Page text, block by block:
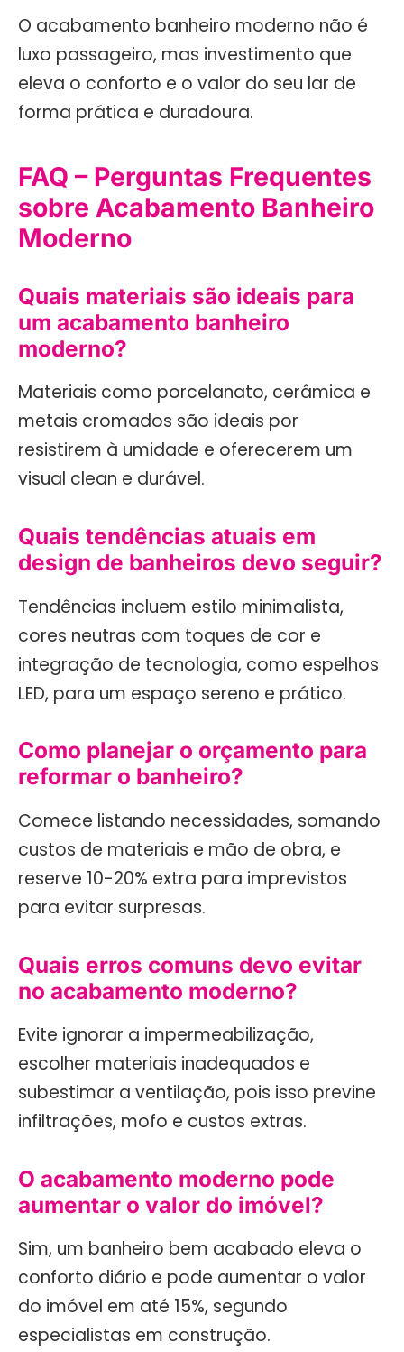
O acabamento banheiro moderno não é
luxo passageiro, mas investimento que
eleva o conforto e o valor do seu lar de
forma prática e duradoura.
FAQ – Perguntas Frequentes
sobre Acabamento Banheiro
Moderno
Quais materiais são ideais para
um acabamento banheiro
moderno?
Materiais como porcelanato, cerâmica e
metais cromados são ideais por
resistirem à umidade e oferecerem um
visual clean e durável.
Quais tendências atuais em
design de banheiros devo seguir?
Tendências incluem estilo minimalista,
cores neutras com toques de cor e
integração de tecnologia, como espelhos
LED, para um espaço sereno e prático.
Como planejar o orçamento para
reformar o banheiro?
Comece listando necessidades, somando
custos de materiais e mão de obra, e
reserve 10-20% extra para imprevistos
para evitar surpresas.
Quais erros comuns devo evitar
no acabamento moderno?
Evite ignorar a impermeabilização,
escolher materiais inadequados e
subestimar a ventilação, pois isso previne
infiltrações, mofo e custos extras.
O acabamento moderno pode
aumentar o valor do imóvel?
Sim, um banheiro bem acabado eleva o
conforto diário e pode aumentar o valor
do imóvel em até 15%, segundo
especialistas em construção.